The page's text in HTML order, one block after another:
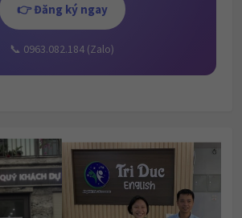
👉 Đăng ký ngay
📞 0963.082.184 (Zalo)